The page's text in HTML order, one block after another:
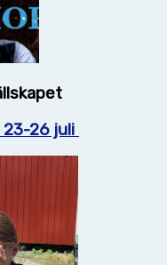
26 juli